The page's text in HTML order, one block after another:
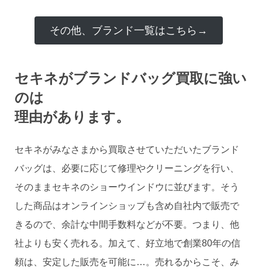
その他、ブランド一覧はこちら→
セキネがブランドバッグ買取に強い
のは
理由があります。
セキネがみなさまから買取させていただいたブランド
バッグは、必要に応じて修理やクリーニングを行い、
そのままセキネのショーウインドウに並びます。そう
した商品はオンラインショップも含め自社内で販売で
きるので、余計な中間手数料などが不要。つまり、他
社よりも安く売れる。加えて、好立地で創業80年の信
頼は、安定した販売を可能に…。売れるからこそ、み